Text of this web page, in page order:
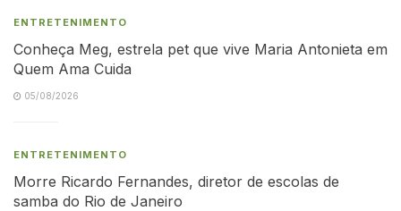
ENTRETENIMENTO
Conheça Meg, estrela pet que vive Maria Antonieta em
Quem Ama Cuida
05/08/2026
ENTRETENIMENTO
Morre Ricardo Fernandes, diretor de escolas de
samba do Rio de Janeiro